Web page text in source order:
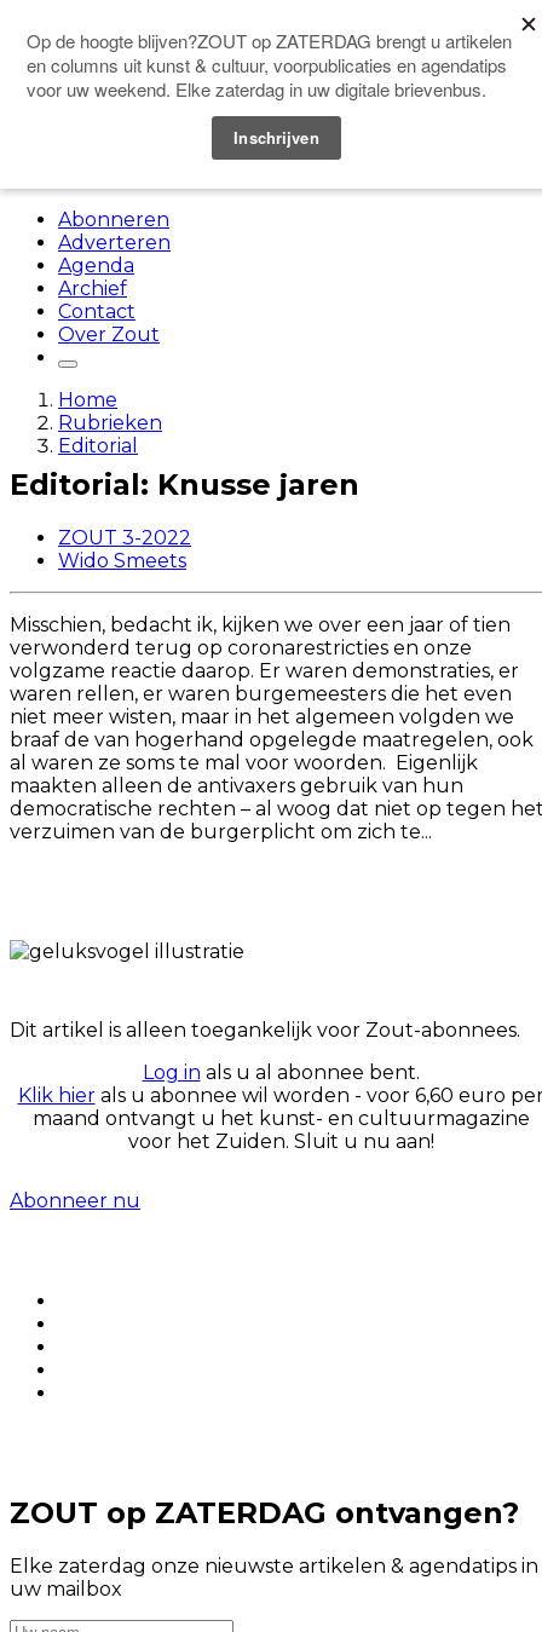
Doneer
Abonneren
Adverteren
Agenda
Archief
Contact
Over Zout
Home
Rubrieken
Editorial
Editorial: Knusse jaren
ZOUT 3-2022
Wido Smeets
Misschien, bedacht ik, kijken we over een jaar of tien
verwonderd terug op coronarestricties en onze
volgzame reactie daarop. Er waren demonstraties, er
waren rellen, er waren burgemeesters die het even
niet meer wisten, maar in het algemeen volgden we
braaf de van hogerhand opgelegde maatregelen, ook
al waren ze soms te mal voor woorden. Eigenlijk
maakten alleen de antivaxers gebruik van hun
democratische rechten – al woog dat niet op tegen
verzuimen van de burgerplicht om zich te...
Dit artikel is alleen toegankelijk voor Zout-abonnees.
Log in als u al abonnee bent.
Klik hierals u abonnee wil worden - voor 6,60 euro
maand ontvangt u het kunst- en cultuurmagazine
voor het Zuiden. Sluit u nu aan!
Abonneer nu
ZOUT op ZATERDAG ontvangen?
Elke zaterdag onze nieuwste artikelen & agendatips in
uw mailbox